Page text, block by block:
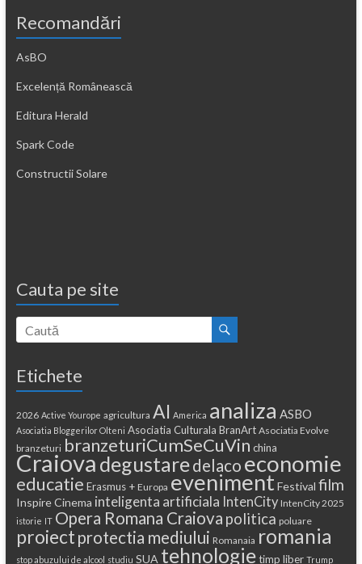
Recomandări
AsBO
Excelență Românească
Editura Herald
Spark Code
Constructii Solare
Cauta pe site
Etichete
2026 Active Yourope agricultura AI America analiza ASBO
Asociatia Bloggerilor Olteni Asociatia Culturala BranArt Asociatia Evolve
branzeturi branzeturiCumSeCuVin china
Craiova degustaredelaco economie
educatie Erasmus + Europa eveniment Festival film
Inspire Cinema inteligenta artificiala IntenCity IntenCity 2025
istorie IT Opera Romana Craiova politica poluare
proiect protectia mediului Romanaia romania
stop abuzului de alcool studiu SUA tehnologie timp liber Trump